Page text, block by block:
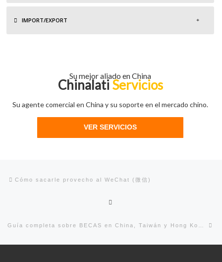
IMPORT/EXPORT
Su mejor aliado en China
Chinalati Servicios
Su agente comercial en China y su soporte en el mercado chino.
VER SERVICIOS
Cómo sacarle provecho al WeChat (微信)